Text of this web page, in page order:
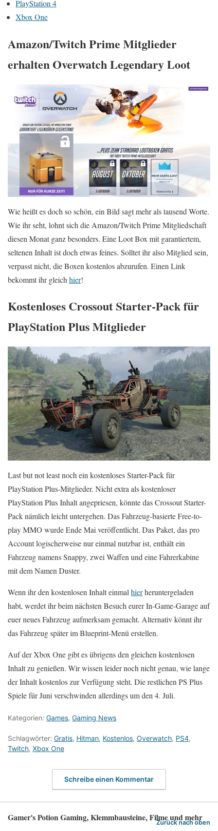
PlayStation 4
Xbox One
Amazon/Twitch Prime Mitglieder
erhalten Overwatch Legendary Loot
Wie heißt es doch so schön, ein Bild sagt mehr als tausend Worte.
Wie ihr seht, lohnt sich die Amazon/Twitch Prime Mitgliedschaft
diesen Monat ganz besonders. Eine Loot Box mit garantiertem,
seltenen Inhalt ist doch etwas feines. Solltet ihr also Mitglied sein,
verpasst nicht, die Boxen kostenlos abzurufen. Einen Link
bekommt ihr gleich hier!
Kostenloses Crossout Starter-Pack für
PlayStation Plus Mitglieder
Last but not least noch ein kostenloses Starter-Pack für
PlayStation Plus-Mitglieder. Nicht extra als kostenloser
PlayStation Plus Inhalt angepriesen, könnte das Crossout Starter-
Pack nämlich leicht untergehen. Das Fahrzeug-basierte Free-to-
play MMO wurde Ende Mai veröffentlicht. Das Paket, das pro
Account logischerweise nur einmal nutzbar ist, enthält ein
Fahrzeug namens Snappy, zwei Waffen und eine Fahrerkabine
mit dem Namen Duster.
Wenn ihr den kostenlosen Inhalt einmalhierheruntergeladen
habt, werdet ihr beim nächsten Besuch eurer In-Game-Garage auf
euer neues Fahrzeug aufmerksam gemacht. Alternativ könnt ihr
das Fahrzeug später im Blueprint-Menü erstellen.
Auf der Xbox One gibt es übrigens den gleichen kostenlosen
Inhalt zu genießen. Wir wissen leider noch nicht genau, wie lange
der Inhalt kostenlos zur Verfügung steht. Die restlichen PS Plus
Spiele für Juni verschwinden allerdings um den 4. Juli.
Kategorien: Games, Gaming News
Schlagwörter: Gratis, Hitman, Kostenlos, Overwatch, PS4,
Twitch, Xbox One
Schreibe einen Kommentar
Gamer's Potion Gaming, Klemmbausteine, Filme und mehr
Zurück nach oben